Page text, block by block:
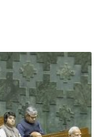
હવાનું પ્રદૂષણ
દૂર કરવાનો
રહી છે.